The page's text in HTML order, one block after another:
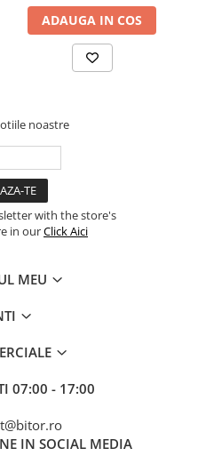
ADAUGA IN COS
noastre
with the store's
in ourClick Aici
MEU
07:00 - 17:00
IN SOCIAL MEDIA